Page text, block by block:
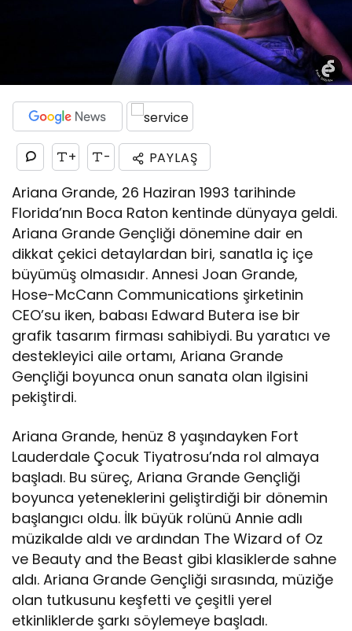
+ - PAYLAŞ
Ariana Grande, 26 Haziran 1993 tarihinde
Florida’nın Boca Raton kentinde dünyaya geldi.
Ariana Grande Gençliği dönemine dair en
dikkat çekici detaylardan biri, sanatla iç içe
büyümüş olmasıdır. Annesi Joan Grande,
Hose-McCann Communications şirketinin
CEO’su iken, babası Edward Butera ise bir
grafik tasarım firması sahibiydi. Bu yaratıcı ve
destekleyici aile ortamı, Ariana Grande
Gençliği boyunca onun sanata olan ilgisini
pekiştirdi.
Ariana Grande, henüz 8 yaşındayken Fort
Lauderdale Çocuk Tiyatrosu’nda rol almaya
başladı. Bu süreç, Ariana Grande Gençliği
boyunca yeteneklerini geliştirdiği bir dönemin
başlangıcı oldu. İlk büyük rolünü Annie adlı
müzikalde aldı ve ardından The Wizard of Oz
ve Beauty and the Beast gibi klasiklerde sahne
aldı. Ariana Grande Gençliği sırasında, müziğe
olan tutkusunu keşfetti ve çeşitli yerel
etkinliklerde şarkı söylemeye başladı.